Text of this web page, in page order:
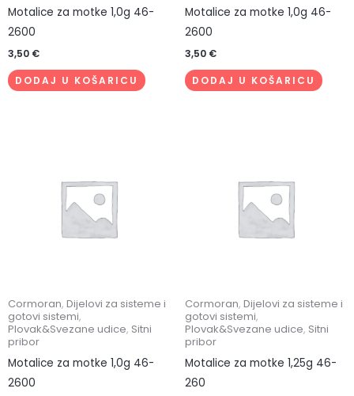
Motalice za motke 1,0g 46-
2600
3,50 €
DODAJ U KOŠARICU
Motalice za motke 1,0g 46-
2600
3,50 €
DODAJ U KOŠARICU
Cormoran, Dijelovi za sisteme i
gotovi sistemi,
Plovak&Svezane udice, Sitni
pribor
Motalice za motke 1,0g 46-
2600
Cormoran, Dijelovi za sisteme i
gotovi sistemi,
Plovak&Svezane udice, Sitni
pribor
Motalice za motke 1,25g 46-
260